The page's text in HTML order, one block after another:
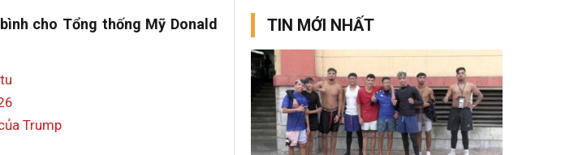
cho Tổng thống Mỹ Donald
Trump
TIN MỚI NHẤT